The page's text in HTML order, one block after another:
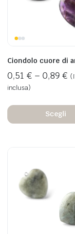
Ciondolo cuore di
0,51 € – 0,89 €
inclusa)
Scegli